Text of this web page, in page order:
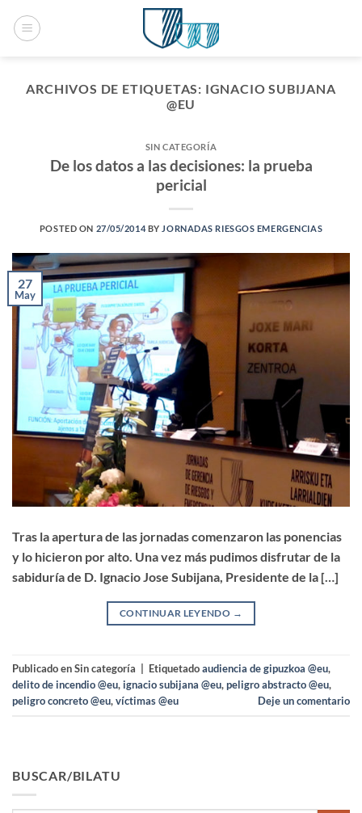
ARCHIVOS DE ETIQUETAS: IGNACIO SUBIJANA
@EU
SIN CATEGORÍA
De los datos a las decisiones: la prueba
pericial
POSTED ON 27/05/2014 BY JORNADAS RIESGOS EMERGENCIAS
27
May
Tras la apertura de las jornadas comenzaron las ponencias
y lo hicieron por alto. Una vez más pudimos disfrutar de la
sabiduría de D. Ignacio Jose Subijana, Presidente de la […]
CONTINUAR LEYENDO →
Publicado en Sin categoría Etiquetadoaudiencia de gipuzkoa @eu,
delito de incendio @eu,ignacio subijana @eu,peligro abstracto @eu,
peligro concreto @eu,víctimas @eu Deje un comentario
BUSCAR/BILATU